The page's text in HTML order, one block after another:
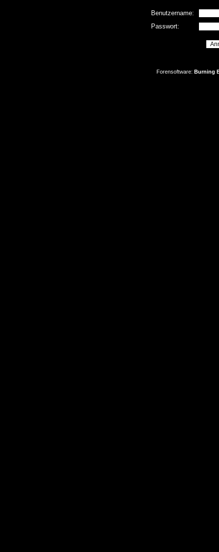
Benutzername:
Passwort:
Forensoftware: Burning